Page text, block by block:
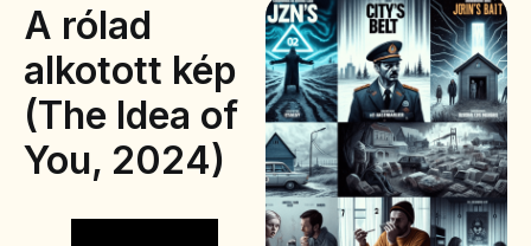
A rólad
alkotott kép
(The Idea of
You, 2024)